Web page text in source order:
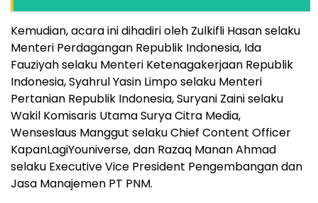
Kemudian, acara ini dihadiri oleh Zulkifli Hasan selaku
Menteri Perdagangan Republik Indonesia, Ida
Fauziyah selaku Menteri Ketenagakerjaan Republik
Indonesia, Syahrul Yasin Limpo selaku Menteri
Pertanian Republik Indonesia, Suryani Zaini selaku
Wakil Komisaris Utama Surya Citra Media,
Wenseslaus Manggut selaku Chief Content Officer
KapanLagiYouniverse, dan Razaq Manan Ahmad
selaku Executive Vice President Pengembangan dan
Jasa Manajemen PT PNM.